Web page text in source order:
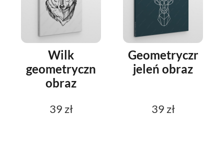
Wilk
geometryczny
obraz
39 zł
Geometryczny
jeleń obraz
39 zł